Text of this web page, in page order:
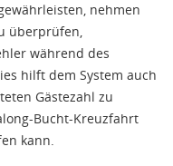
nehmen
überprüfen,
während des
hilft dem System auch
Gästezahl zu
Bucht-Kreuzfahrt
kann.